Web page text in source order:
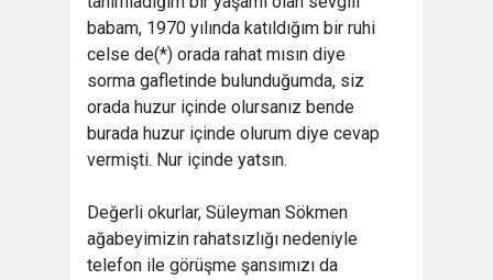
babam, 1970 yılında katıldığım bir ruhi
celse de(*) orada rahat mısın diye
sorma gafletinde bulunduğumda, siz
orada huzur içinde olursanız bende
burada huzur içinde olurum diye cevap
vermişti. Nur içinde yatsın.
Değerli okurlar, Süleyman Sökmen
ağabeyimizin rahatsızlığı nedeniyle
telefon ile görüşme şansımızı da